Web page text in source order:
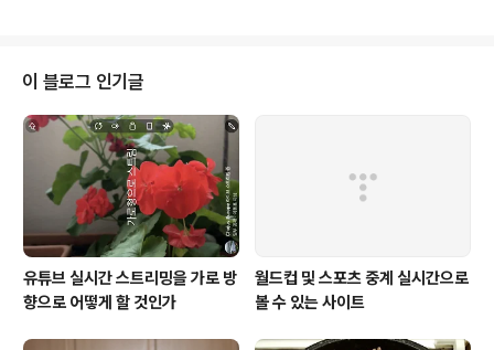
투아니아, 내 국적은 한국이다. 또한 여권상 딸아이의 성
(姓)과 나의 성이 다르다. 이렇게 여권상 완전히 아버지와
딸이 남남이다. 가족관계를 설명할 수 있는 표면상 근거는
얼굴이 닮았다는 것과 둘이 한국어로 말한다는 것이다. 딸
아이가 태어나자 국적을 어떻게 할 것인가가 고민거리였
다. 리투아니아가 생활 터전이니 리투아..
이 블로그 인기글
유튜브 실시간 스트리밍을 가로 방
향으로 어떻게 할 것인가
월드컵 및 스포츠 중계 실시간으로
볼 수 있는 사이트